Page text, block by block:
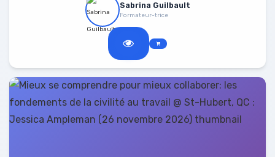
Sabrina Guilbault
Formateur-trice